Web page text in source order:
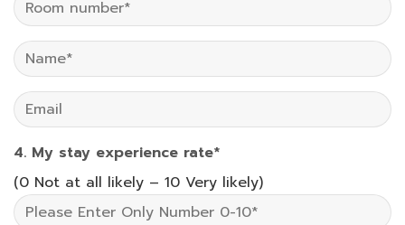
4. My stay experience rate*
(0 Not at all likely – 10 Very likely)